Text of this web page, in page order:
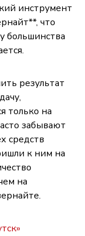
инструмент
что
большинства
результат
только на
забывают
средств
к ним на
на